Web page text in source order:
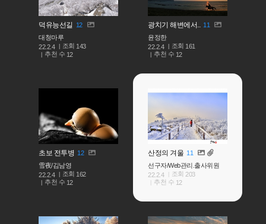
덕유능선길 12
대청마루
22.2.4
조회 143
추천 수 12
광치기 해변에서..
11
윤정한
22.2.4
조회 161
추천 수 12
초보 전투병 12
雪夜/김남영
22.2.4
조회 162
추천 수 12
산정의 겨울 11
선구자/Web관리.출사위원
22.2.4
조회 203
추천 수 12